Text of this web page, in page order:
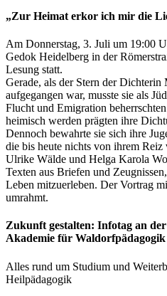
„Zur Heimat erkor ich mir die
Am Donnerstag, 3. Juli um 19:00
Gedok Heidelberg in der
Lesung statt.
Gerade, als der Stern der
aufgegangen war, musste sie als
Flucht und Emigration
heimisch werden prägten ihre
Dennoch bewahrte sie sich ihre
die bis heute nichts von ihrem Reiz
Ulrike Wälde und Helga Karola
Texten aus Briefen und
Leben mitzuerleben. Der Vortrag
umrahmt.
Zukunft gestalten: Infotag an
Akademie für Waldorfpädagogik
Alles rund um Studium und
Heilpädagogik